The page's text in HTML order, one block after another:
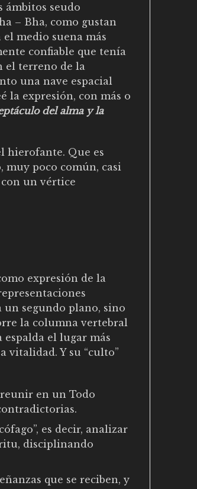
ámbitos seudo
– Bha, como gustan
medio suena más
confiable que tenía
el terreno de la
una nave espacial
la expresión, con más o
del alma y la
hierofante. Que es
muy poco común, casi
un vértice
expresión de la
un segundo plano, sino
la columna vertebral
espalda el lugar más
vitalidad. Y su “culto”
en un Todo
es decir, analizar
disciplinando
que se reciben, y